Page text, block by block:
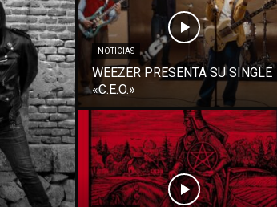
NOTICIAS
WEEZER PRESENTA SU SINGLE
«C.E.O.»